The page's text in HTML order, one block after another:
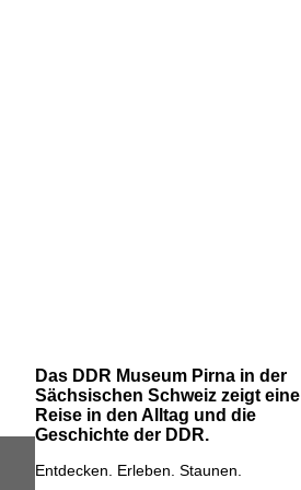
Das DDR Museum Pirna in der
Sächsischen Schweiz zeigt eine
Reise in den Alltag und die
Geschichte der DDR.
Entdecken. Erleben. Staunen.